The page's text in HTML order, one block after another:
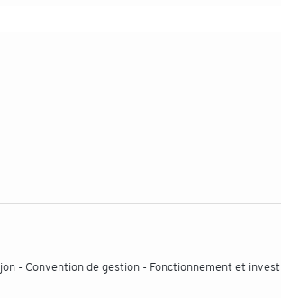
- Convention de gestion - Fonctionnement et